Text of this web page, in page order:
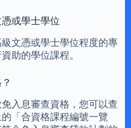
或學士學位
文憑或學士學位程度的專
助的學位課程。
入息審查資格，您可以查
「合資格課程編號一覽